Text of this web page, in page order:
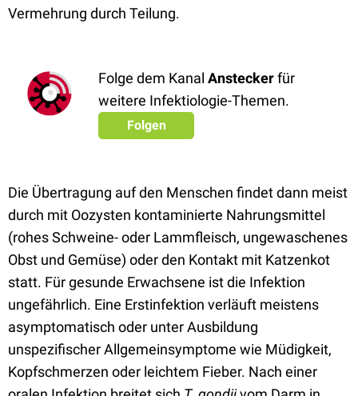
Vermehrung durch Teilung.
Folge dem Kanal Ansteckerfür
weitere Infektiologie-Themen.
Folgen
Die Übertragung auf den Menschen findet dann meist
durch mit Oozysten kontaminierte Nahrungsmittel
(rohes Schweine- oder Lammfleisch, ungewaschenes
Obst und Gemüse) oder den Kontakt mit Katzenkot
statt. Für gesunde Erwachsene ist die Infektion
ungefährlich. Eine Erstinfektion verläuft meistens
asymptomatisch oder unter Ausbildung
unspezifischerAllgemeinsymptome wie Müdigkeit,
Kopfschmerzen oder leichtem Fieber. Nach einer